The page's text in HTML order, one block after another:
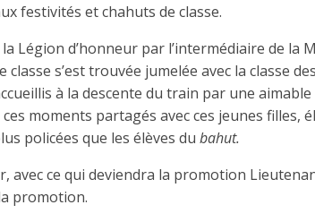
festivités et chahuts de classe.
Légion d’honneur par l’intermédiaire de la
s’est trouvée ju­melée avec la classe
à la descente du train par une
moments partagés avec ces jeunes filles,
policées que les élèves du bahut.
avec ce qui deviendra la promotion
promotion.